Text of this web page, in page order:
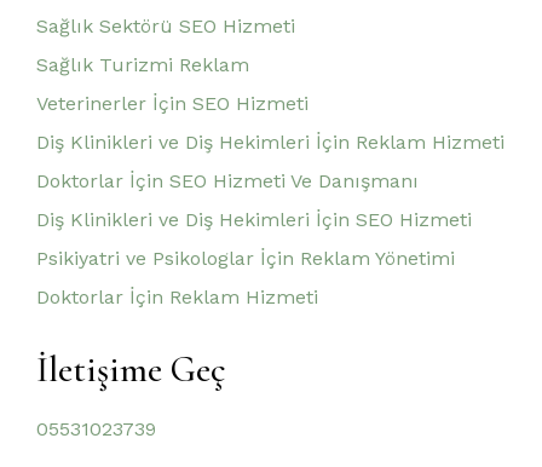
Sağlık Sektörü SEO Hizmeti
Sağlık Turizmi Reklam
Veterinerler İçin SEO Hizmeti
Diş Klinikleri ve Diş Hekimleri İçin Reklam Hizmeti
Doktorlar İçin SEO Hizmeti Ve Danışmanı
Diş Klinikleri ve Diş Hekimleri İçin SEO Hizmeti
Psikiyatri ve Psikologlar İçin Reklam Yönetimi
Doktorlar İçin Reklam Hizmeti
İletişime Geç
05531023739